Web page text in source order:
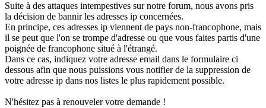
Suite à des attaques intempestives sur notre forum, nous avons pris
la décision de bannir les adresses ip concernées.
En principe, ces adresses ip viennent de pays non-francophone, mais
il se peut que l'on se trompe d'adresse ou que vous faites partis d'une
poignée de francophone situé à l'étrangé.
Dans ce cas, indiquez votre adresse email dans le formulaire ci
dessous afin que nous puissions vous notifier de la suppression de
votre adresse ip dans nos listes le plus rapidement possible.
N'hésitez pas à renouveler votre demande !